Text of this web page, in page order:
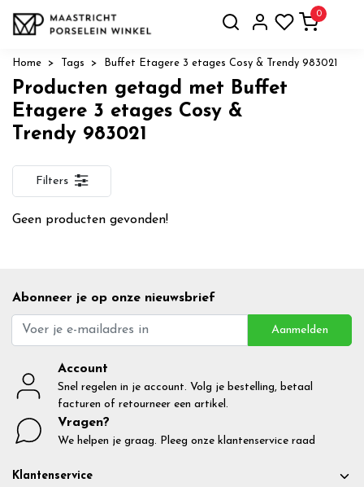
0
Home Tags Buffet Etagere 3 etages Cosy & Trendy 983021
Producten getagd met Buffet
Etagere 3 etages Cosy &
Trendy 983021
Filters
Geen producten gevonden!
Abonneer je op onze nieuwsbrief
Aanmelden
Account
Snel regelen in je account. Volg je bestelling, betaal
facturen of retourneer een artikel.
Vragen?
We helpen je graag. Pleeg onze klantenservice raad
Klantenservice